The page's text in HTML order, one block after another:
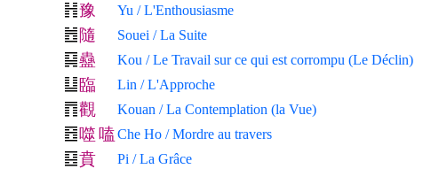
豫 Yu / L'Enthousiasme
隨 Souei / La Suite
蠱 Kou / Le Travail sur ce qui est corrompu (Le Déclin)
臨 Lin / L'Approche
觀 Kouan / La Contemplation (la Vue)
噬 嗑Che Ho / Mordre au travers
賁 Pi / La Grâce